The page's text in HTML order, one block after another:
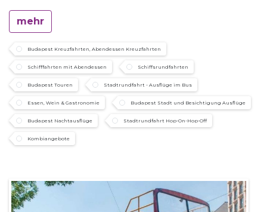
mehr
Budapest Kreuzfahrten, Abendessen Kreuzfahrten
Schifffahrten mit Abendessen Schiffsrundfahrten
Budapest Touren Stadtrundfahrt - Ausflüge im Bus
Essen, Wein & Gastronomie Budapest Stadt und Besichtigung Ausflüge
Budapest Nachtausflüge Stadtrundfahrt Hop-On-Hop-Off
Kombiangebote